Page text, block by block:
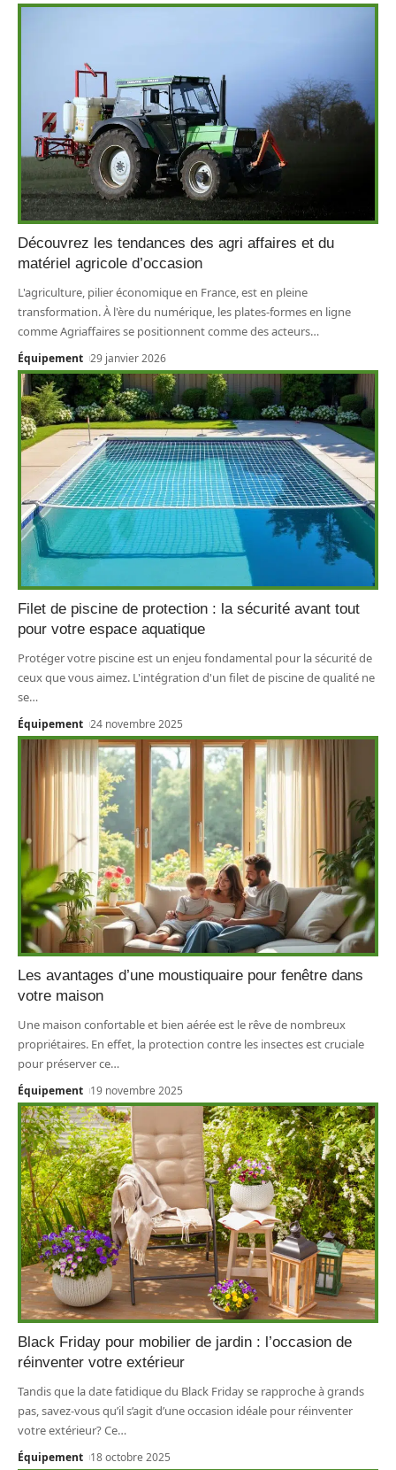
Découvrez les tendances des agri affaires et du
matériel agricole d’occasion
L'agriculture, pilier économique en France, est en pleine
transformation. À l'ère du numérique, les plates-formes en ligne
comme Agriaffaires se positionnent comme des acteurs…
Équipement 29 janvier 2026
Filet de piscine de protection : la sécurité avant tout
pour votre espace aquatique
Protéger votre piscine est un enjeu fondamental pour la sécurité de
ceux que vous aimez. L'intégration d'un filet de piscine de qualité ne
se…
Équipement 24 novembre 2025
Les avantages d’une moustiquaire pour fenêtre dans
votre maison
Une maison confortable et bien aérée est le rêve de nombreux
propriétaires. En effet, la protection contre les insectes est cruciale
pour préserver ce…
Équipement 19 novembre 2025
Black Friday pour mobilier de jardin : l’occasion de
réinventer votre extérieur
Tandis que la date fatidique du Black Friday se rapproche à grands
pas, savez-vous qu’il s’agit d’une occasion idéale pour réinventer
votre extérieur? Ce…
Équipement 18 octobre 2025